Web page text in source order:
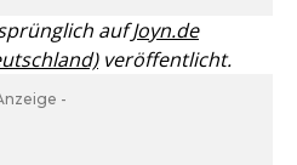
aufJoyn.de
veröffentlicht.
-